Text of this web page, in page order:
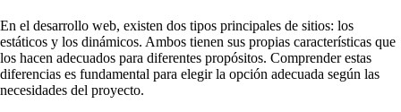
En el desarrollo web, existen dos tipos principales de sitios: los
estáticos y los dinámicos. Ambos tienen sus propias características que
los hacen adecuados para diferentes propósitos. Comprender estas
diferencias es fundamental para elegir la opción adecuada según las
necesidades del proyecto.